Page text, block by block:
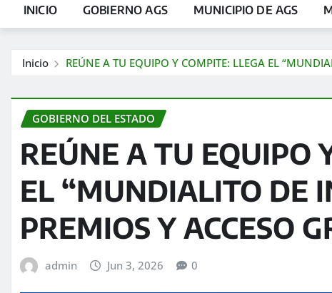
INICIO GOBIERNO AGS MUNICIPIO DE AGS
Inicio REÚNE A TU EQUIPO Y COMPITE: LLEGA EL
GOBIERNO DEL ESTADO
REÚNE A TU EQUIPO
EL “MUNDIALITO DE
PREMIOS Y ACCESO
admin Jun 3, 2026 0